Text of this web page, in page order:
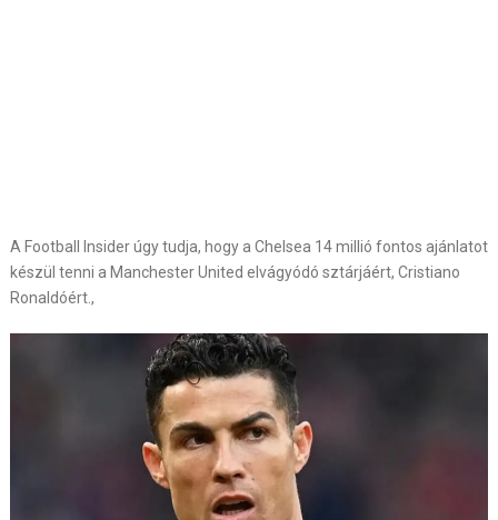
A Football Insider úgy tudja, hogy a Chelsea 14 millió fontos ajánlatot
készül tenni a Manchester United elvágyódó sztárjáért, Cristiano
Ronaldóért.,